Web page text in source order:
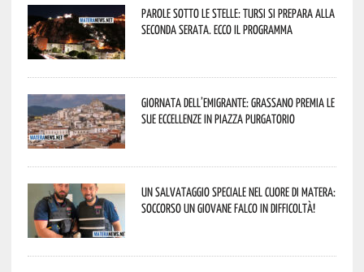
Parole sotto le stelle: Tursi si prepara alla
seconda serata. Ecco il programma
Giornata dell’Emigrante: Grassano premia le
sue eccellenze in Piazza Purgatorio
Un salvataggio speciale nel cuore di Matera:
soccorso un giovane falco in difficoltà!